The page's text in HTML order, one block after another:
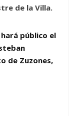
de la Villa.
público el
de Zuzones,